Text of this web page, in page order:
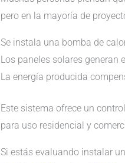
pero en la mayoría de
Se instala una bomba de
Los paneles solares generan
La energía producida
Este sistema ofrece un
para uso residencial y
Si estás evaluando instalar